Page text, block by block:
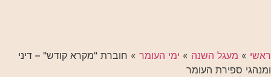
ראשי » מעגל השנה » ימי העומר » חוברת "מקרא קודש" – דיני
ומנהגי ספירת העומר